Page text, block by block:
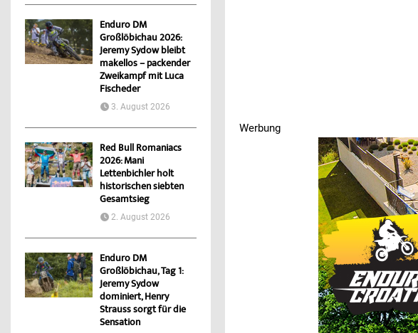
Werbung
Enduro DM
Großlöbichau 2026:
Jeremy Sydow bleibt
makellos – packender
Zweikampf mit Luca
Fischeder
3. August 2026
Red Bull Romaniacs
2026: Mani
Lettenbichler holt
historischen siebten
Gesamtsieg
2. August 2026
Enduro DM
Großlöbichau, Tag 1:
Jeremy Sydow
dominiert, Henry
Strauss sorgt für die
Sensation